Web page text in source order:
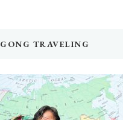
GONG TRAVELING